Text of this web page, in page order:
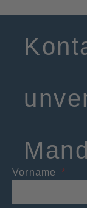
Vorname